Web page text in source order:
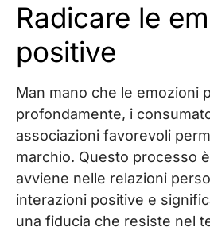
Radicare le
positive
Man mano che le emozioni
profondamente, i
associazioni favorevoli
marchio. Questo processo
avviene nelle relazioni
interazioni positive e
una fiducia che resiste nel